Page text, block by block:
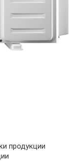
продукции